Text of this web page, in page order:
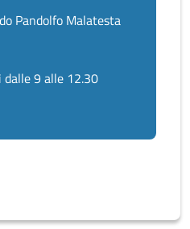
Pandolfo Malatesta
9 alle 12.30